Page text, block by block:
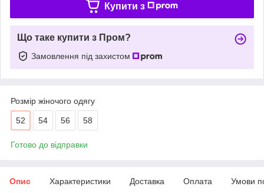
Купити з
Що таке купити з Пром?
Замовлення під захистом
Розмір жіночого одягу
52 54 56 58
Готово до відправки
Опис Характеристики Доставка Оплата Умови